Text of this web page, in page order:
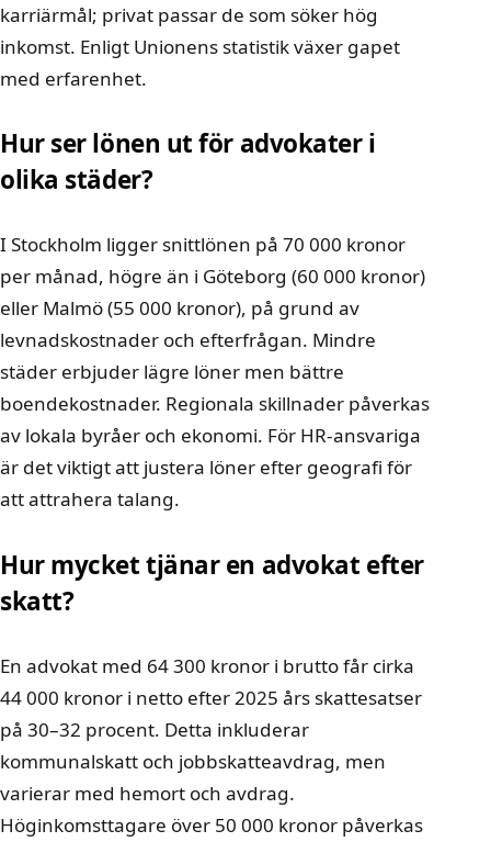
karriärmål; privat passar de som söker hög
inkomst. Enligt Unionens statistik växer gapet
med erfarenhet.
Hur ser lönen ut för advokater i
olika städer?
I Stockholm ligger snittlönen på 70 000 kronor
per månad, högre än i Göteborg (60 000 kronor)
eller Malmö (55 000 kronor), på grund av
levnadskostnader och efterfrågan. Mindre
städer erbjuder lägre löner men bättre
boendekostnader. Regionala skillnader påverkas
av lokala byråer och ekonomi. För HR-ansvariga
är det viktigt att justera löner efter geografi för
att attrahera talang.
Hur mycket tjänar en advokat efter
skatt?
En advokat med 64 300 kronor i brutto får cirka
44 000 kronor i netto efter 2025 års skattesatser
på 30–32 procent. Detta inkluderar
kommunalskatt och jobbskatteavdrag, men
varierar med hemort och avdrag.
Höginkomsttagare över 50 000 kronor påverkas